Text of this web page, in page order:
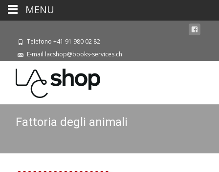
Telefono +41 91 980 02 82
E-mail lacshop@books-services.ch
Fattoria degli animali
MENU